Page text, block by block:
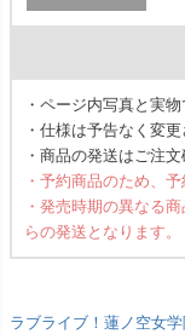
・ページ内写真と実
・仕様は予告なく変
・商品の発送はご注
・予約商品のため、
・発売時期の異なる
らの発送となります。
ラブライブ！蓮ノ空女